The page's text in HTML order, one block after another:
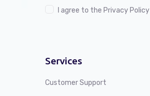
I agree to the Privacy Policy
Services
Customer Support